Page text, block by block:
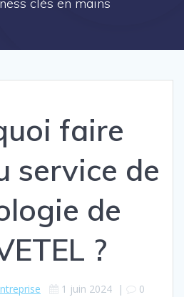
clés en mains
faire
service de
de
?
1 juin 2024 | 0